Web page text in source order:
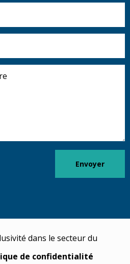
Envoyer
dans le secteur du
de confidentialité